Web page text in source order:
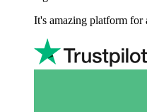
It's amazing platform for